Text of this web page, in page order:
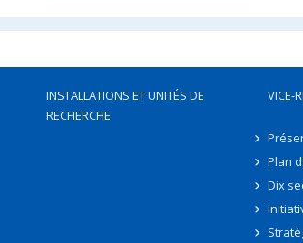
INSTALLATIONS ET UNITÉS DE
RECHERCHE
VICE-
Plan
Dix